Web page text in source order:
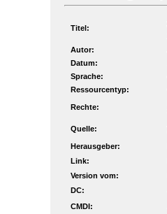
Titel:
Autor:
Datum:
Sprache:
Ressourcentyp:
Rechte:
Quelle:
Herausgeber:
Link:
Version vom:
DC:
CMDI: